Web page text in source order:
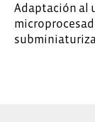
Adaptación al